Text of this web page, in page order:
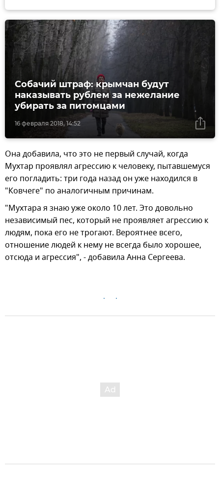
16 февраля 2018, 14:52
Собачий штраф: крымчан будут
наказывать рублем за нежелание
убирать за питомцами
Она добавила, что это не первый случай, когда
Мухтар проявлял агрессию к человеку, пытавшемуся
его погладить: три года назад он уже находился в
"Ковчеге" по аналогичным причинам.
"Мухтара я знаю уже около 10 лет. Это довольно
независимый пес, который не проявляет агрессию к
людям, пока его не трогают. Вероятнее всего,
отношение людей к нему не всегда было хорошее,
отсюда и агрессия", - добавила Анна Сергеева.